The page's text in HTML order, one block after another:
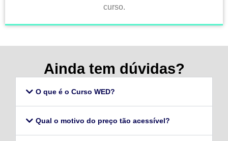
curso.
Ainda tem dúvidas?
O que é o Curso WED?
Qual o motivo do preço tão acessível?